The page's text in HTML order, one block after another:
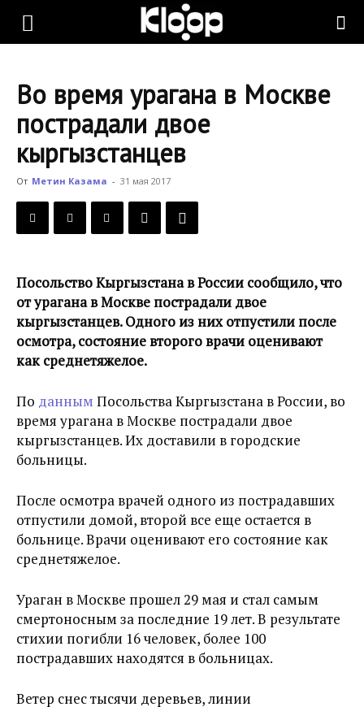
KLOOP.KG
Новости
Кыргызстана
Во время урагана в Москве
пострадали двое
кыргызстанцев
От Метин Казама - 31 мая 2017
Посольство Кыргызстана в России сообщило, что
от урагана в Москве пострадали двое
кыргызстанцев. Одного из них отпустили после
осмотра, состояние второго врачи оценивают
как среднетяжелое.
По данным Посольства Кыргызстана в России, во
время урагана в Москве пострадали двое
кыргызстанцев. Их доставили в городские
больницы.
После осмотра врачей одного из пострадавших
отпустили домой, второй все еще остается в
больнице. Врачи оценивают его состояние как
среднетяжелое.
Ураган в Москве прошел 29 мая и стал самым
смертоносным за последние 19 лет. В результате
стихии погибли 16 человек, более 100
пострадавших находятся в больницах.
Ветер снес тысячи деревьев, линии